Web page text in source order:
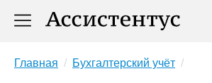
Главная Бухгалтерский учёт